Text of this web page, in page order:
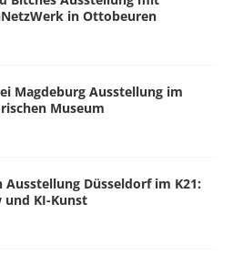
in Ottobeuren
Magdeburg Ausstellung im
Museum
Ausstellung Düsseldorf im K21:
und KI-Kunst